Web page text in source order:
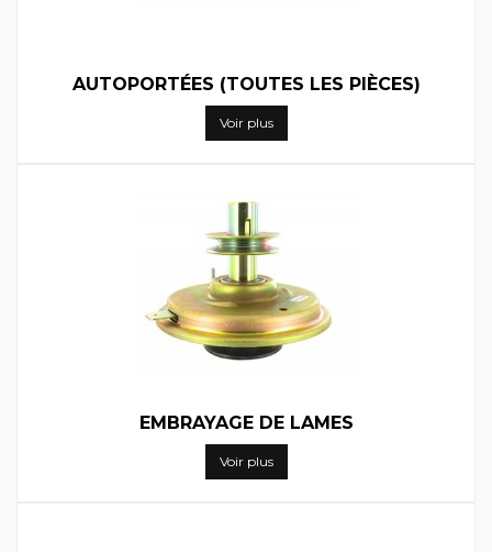
AUTOPORTÉES (TOUTES LES PIÈCES)
Voir plus
EMBRAYAGE DE LAMES
Voir plus